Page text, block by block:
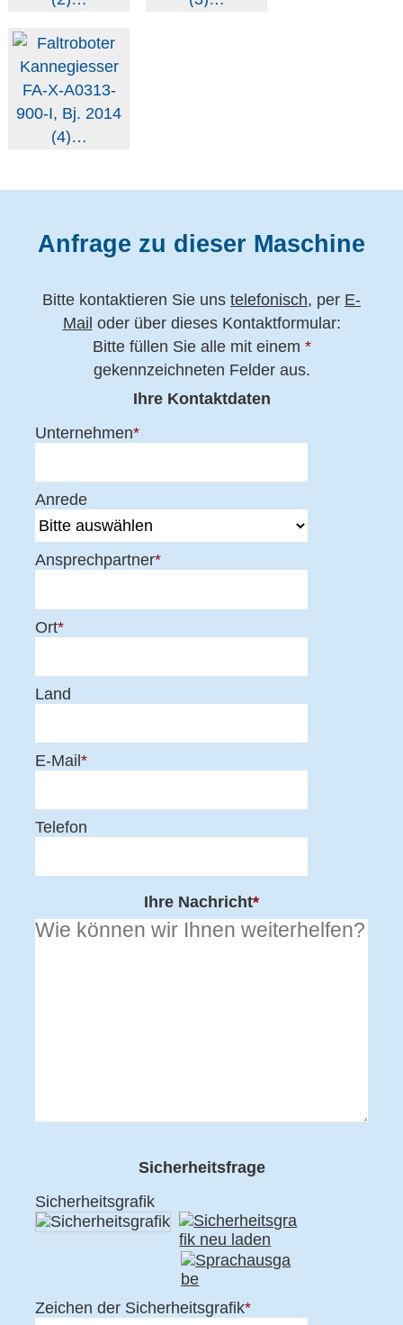
Anfrage zu dieser Maschine
Bitte kontaktieren Sie uns telefonisch, per E-
Mail oder über dieses Kontaktformular:
Bitte füllen Sie alle mit einem *
gekennzeichneten Felder aus.
Ihre Kontaktdaten
Unternehmen*
Anrede
Ansprechpartner*
Ort*
Land
E-Mail*
Telefon
Ihre Nachricht*
Sicherheitsfrage
Sicherheitsgrafik
Zeichen der Sicherheitsgrafik*